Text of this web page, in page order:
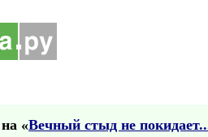
«Вечный стыд не